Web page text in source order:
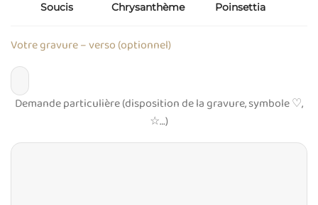
Soucis
Chrysanthème
Poinsettia
Votre gravure – verso (optionnel)
Demande particulière (disposition de la gravure, symbole ♡,
☆…)